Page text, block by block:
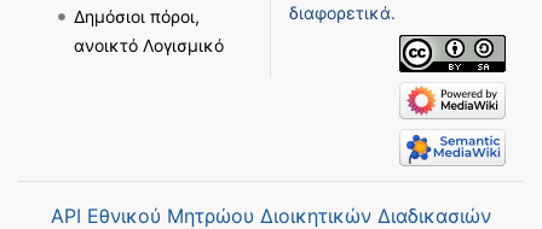
Δημόσιοι πόροι,
ανοικτό Λογισμικό
διαφορετικά.
API Εθνικού Μητρώου Διοικητικών Διαδικασιών